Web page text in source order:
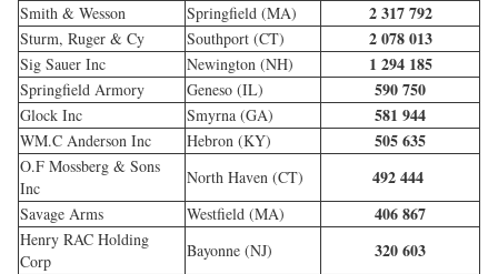
Smith & Wesson
Springfield (MA) 2 317 792
Sturm, Ruger & Cy Southport (CT) 2 078 013
Sig Sauer Inc Newington (NH) 1 294 185
Springfield Armory Geneso (IL) 590 750
Glock Inc Smyrna (GA) 581 944
WM.C Anderson Inc Hebron (KY) 505 635
O.F Mossberg & Sons
Inc
North Haven (CT) 492 444
Savage Arms Westfield (MA) 406 867
Henry RAC Holding
Corp
Bayonne (NJ) 320 603